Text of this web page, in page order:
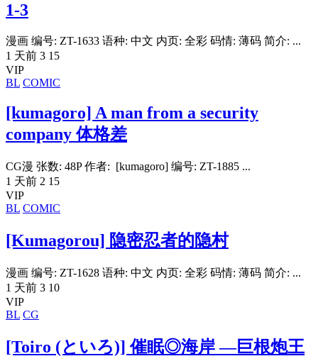
1-3
漫画 编号: ZT-1633 语种: 中文 内页: 全彩 码情: 薄码 简介: ...
1 天前 3 15
VIP
BL COMIC
[kumagoro] A man from a security
company 体格差
CG漫 张数: 48P 作者: [kumagoro] 编号: ZT-1885 ...
1 天前 2 15
VIP
BL COMIC
[Kumagorou] 隐密忍者的隐村
漫画 编号: ZT-1628 语种: 中文 内页: 全彩 码情: 薄码 简介: ...
1 天前 3 10
VIP
BL CG
[Toiro (といろ)] 催眠◎海岸 —巨根炮王